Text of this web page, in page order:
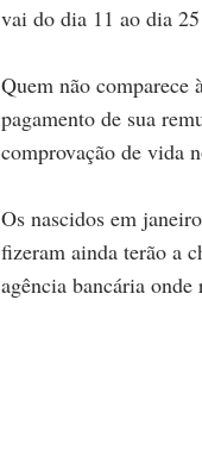
vai do dia 11 ao dia
Quem não comparece
pagamento de sua
comprovação de vida
Os nascidos em
fizeram ainda terão a
agência bancária onde